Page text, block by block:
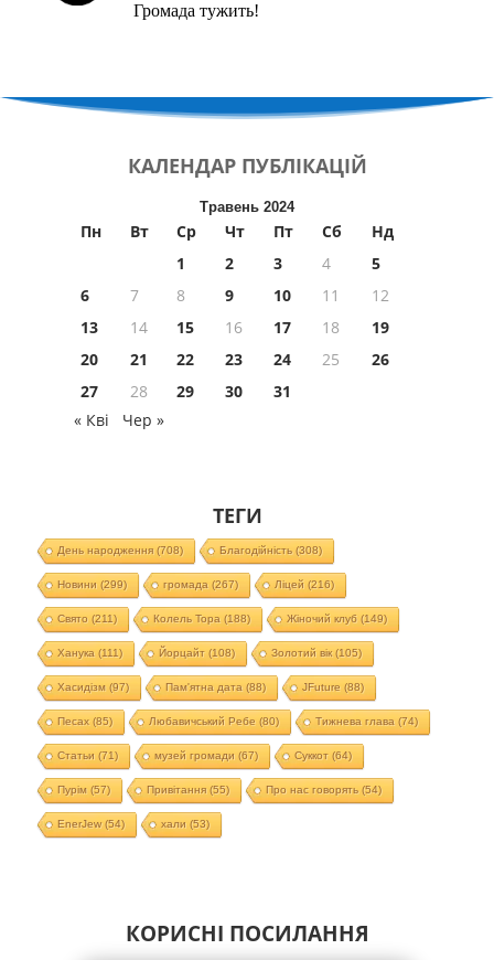
Громада тужить!
КАЛЕНДАР ПУБЛІКАЦІЙ
Травень 2024
Пн Вт Ср Чт Пт Сб
Нд
1
2 3 4
5
6
7 8 9 10 11
12
13
14 15 16 17 18
19
20
21 22 23 24 25
26
27
28 29 30
31
« Кві
Чер »
ТЕГИ
День народження(708) Благодійність(308)
Новини (299) громада (267) Ліцей (216)
Свято (211) Колель Тора (188) Жіночий клуб (149)
Ханука (111) Йорцайт (108) Золотий вік(105)
Хасидізм (97) Пам'ятна дата (88) JFuture (88)
Песах(85) Любавичський Ребе (80) Тижнева глава (74)
Статьи (71) музей громади (67) Суккот (64)
Пурім (57) Привітання(55) Про нас говорять(54)
EnerJew(54) хали (53)
КОРИСНІ ПОСИЛАННЯ